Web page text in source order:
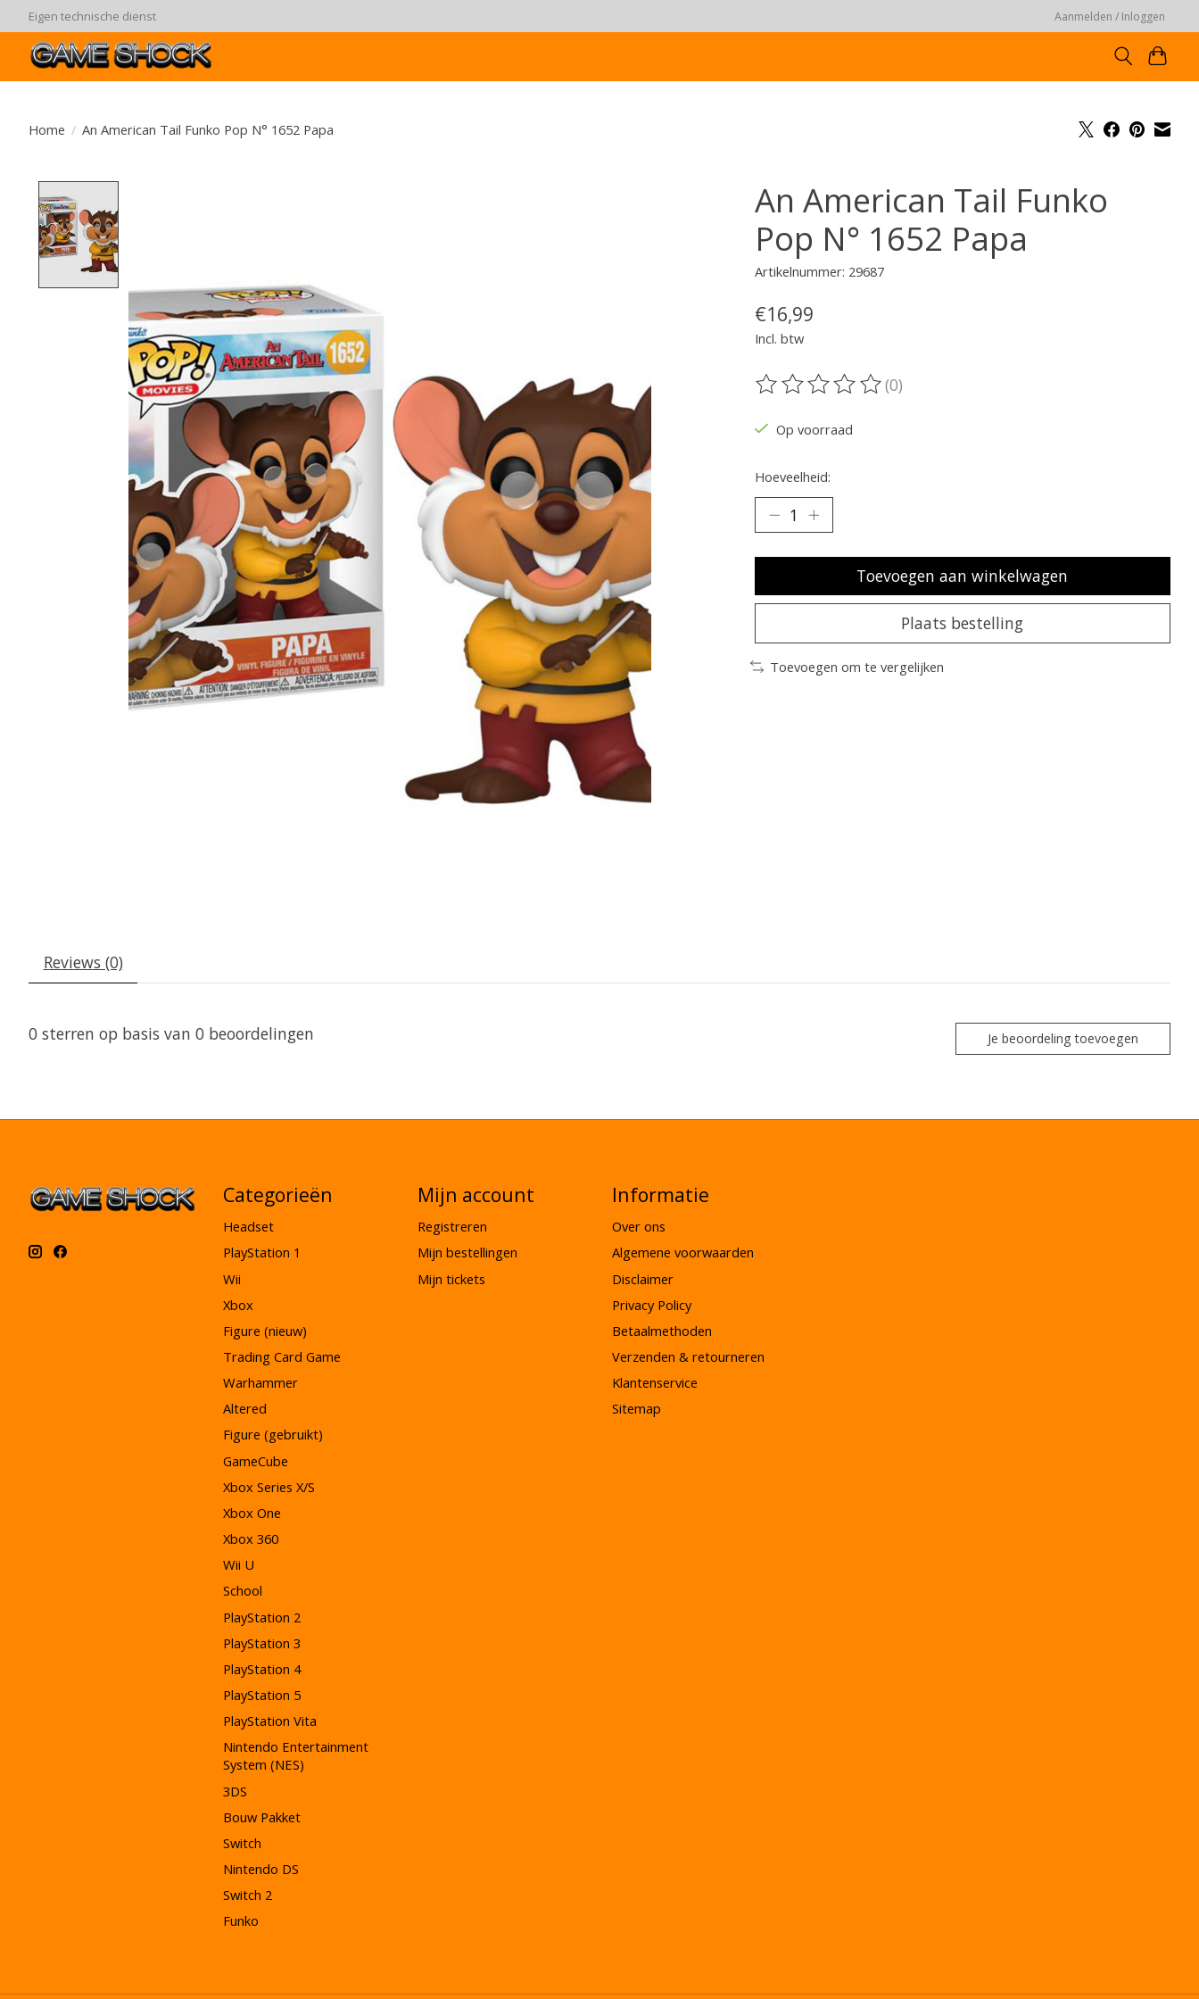
Eigen technische dienst Aanmelden / Inloggen
Home / An American Tail Funko Pop N° 1652 Papa
An American Tail Funko
Pop N° 1652 Papa
Artikelnummer: 29687
€16,99
Incl. btw
De beoordeling van dit product is
(0)
Op voorraad
Hoeveelheid:
Toevoegen aan winkelwagen
Plaats bestelling
Toevoegen om te vergelijken
Reviews (0)
0 sterren op basis van 0 beoordelingen Je beoordeling toevoegen
Categorieën
Headset
PlayStation 1
Wii
Xbox
Figure (nieuw)
Trading Card Game
Warhammer
Altered
Figure (gebruikt)
GameCube
Xbox Series X/S
Xbox One
Xbox 360
Wii U
School
PlayStation 2
PlayStation 3
PlayStation 4
PlayStation 5
PlayStation Vita
Nintendo Entertainment
System (NES)
3DS
Bouw Pakket
Switch
Nintendo DS
Switch 2
Funko
Mijn account
Registreren
Mijn bestellingen
Mijn tickets
Informatie
Over ons
Algemene voorwaarden
Disclaimer
Privacy Policy
Betaalmethoden
Verzenden & retourneren
Klantenservice
Sitemap